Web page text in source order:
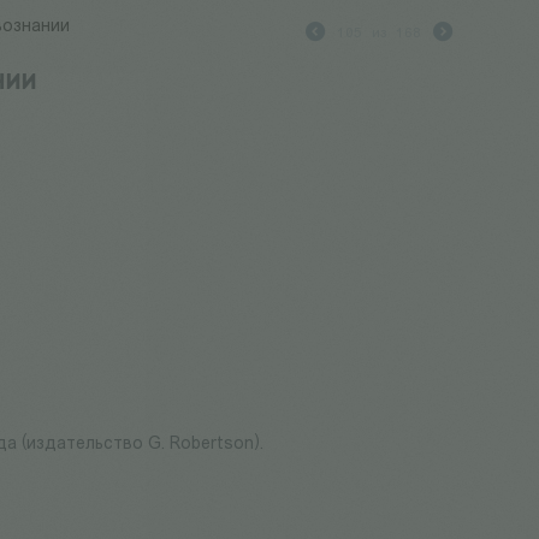
(издательство G. Robertson).